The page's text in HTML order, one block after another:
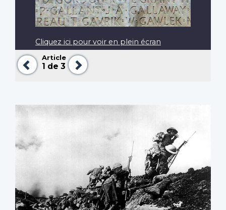
Précédent
Article
1 de 3
Suivant
Cliquez ici pour voir en plein écran